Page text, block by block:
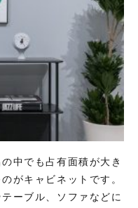
中でも占有面積が大き
がキャビネットです。
ーブル、ソファなどに